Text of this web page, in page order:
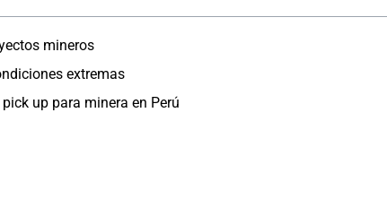
mineros
extremas
up para minera en Perú